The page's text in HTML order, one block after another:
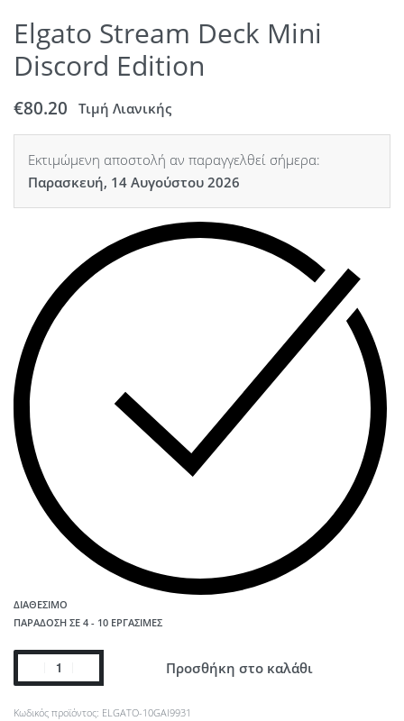
Elgato Stream Deck Mini
Discord Edition
€80.20 Τιμή Λιανικής
Εκτιμώμενη αποστολή αν παραγγελθεί σήμερα:
Παρασκευή, 14 Αυγούστου 2026
ΔΙΑΘΈΣΙΜΟ
ΠΑΡΆΔΟΣΗ ΣΕ 4 - 10 ΕΡΓΆΣΙΜΕΣ
Προσθήκη στο καλάθι
ELGATO-10GAI9931